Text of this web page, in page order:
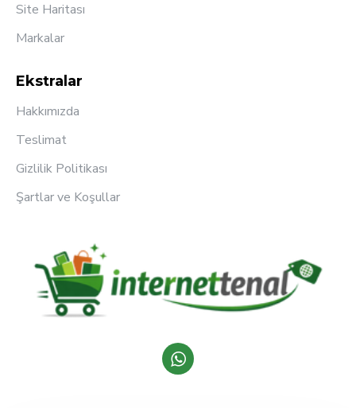
Site Haritası
Markalar
Ekstralar
Hakkımızda
Teslimat
Gizlilik Politikası
Şartlar ve Koşullar